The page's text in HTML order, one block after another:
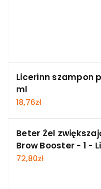
Licerinn szampon
ml
18,76zł
Beter Żel
Brow Booster - 1 -
72,80zł